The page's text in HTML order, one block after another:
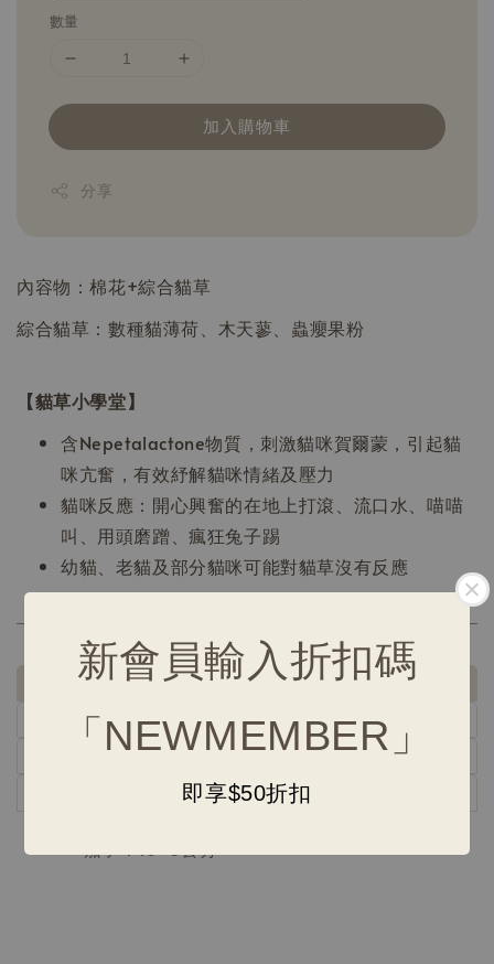
新會員輸入折扣碼
「NEWMEMBER」
即享$50折扣
數量
加入購物車
分享
內容物：棉花+綜合貓草
綜合貓草：數種貓薄荷、木天蓼、蟲癭果粉
【貓草小學堂】
含Nepetalactone物質，刺激貓咪賀爾蒙，引起貓
咪亢奮，有效紓解貓咪情緒及壓力
貓咪反應：開心興奮的在地上打滾、流口水、喵喵
叫、用頭磨蹭、瘋狂兔子踢
幼貓、老貓及部分貓咪可能對貓草沒有反應
尺寸規格
保養清潔